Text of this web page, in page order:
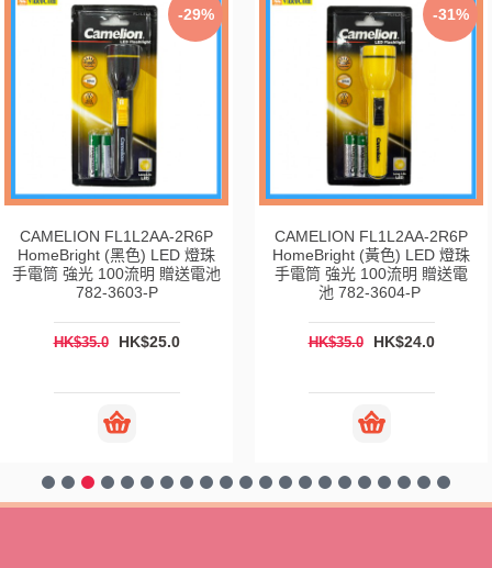
-29%
CAMELION FL1L2AA-2R6P
HomeBright (黑色) LED 燈珠
手電筒 強光 100流明 贈送電池
782-3603-P
HK$35.0 HK$25.0
-31%
CAMELION FL1L2AA-2R6P
HomeBright (黃色) LED 燈珠
手電筒 強光 100流明 贈送電
池 782-3604-P
HK$35.0 HK$24.0